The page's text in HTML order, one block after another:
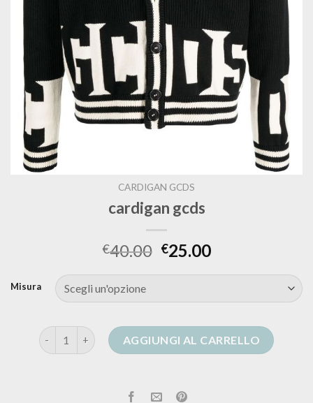
CARDIGAN GCDS
cardigan gcds
€40.00 €25.00
Misura
cardigan gcds quantitàAGGIUNGI AL CARRELLO